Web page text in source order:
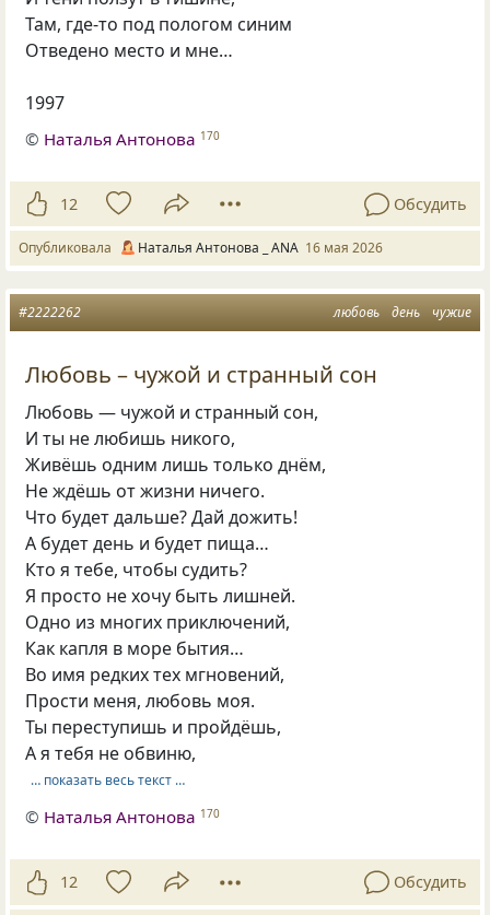
Там, где-то под пологом синим
Отведено место и мне…
1997
© Наталья Антонова 170
12 Обсудить
Опубликовала Наталья Антонова _ ANA 16 мая 2026
любовь день чужие
#2222262
Любовь – чужой и странный сон
Любовь — чужой и странный сон,
И ты не любишь никого,
Живёшь одним лишь только днём,
Не ждёшь от жизни ничего.
Что будет дальше? Дай дожить!
А будет день и будет пища…
Кто я тебе, чтобы судить?
Я просто не хочу быть лишней.
Одно из многих приключений,
Как капля в море бытия…
Во имя редких тех мгновений,
Прости меня, любовь моя.
Ты переступишь и пройдёшь,
А я тебя не обвиню,
… показать весь текст …
© Наталья Антонова 170
12 Обсудить